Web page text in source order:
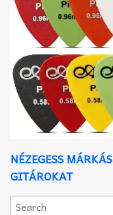
NÉZEGESS MÁRKÁS
GITÁROKAT